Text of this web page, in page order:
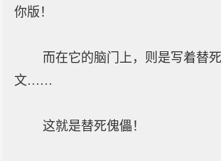
你版！
而在它的脑门上，则是写着替死
文……
这就是替死傀儡！